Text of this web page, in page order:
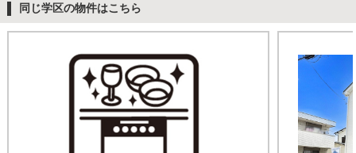
同じ学区の物件はこちら